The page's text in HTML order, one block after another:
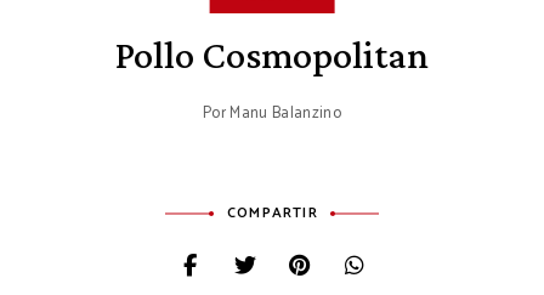
Pollo Cosmopolitan
PorManu Balanzino
COMPARTIR